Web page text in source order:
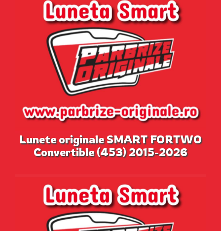
Lunete originale SMART FORTWO
Convertible (453) 2015-2026